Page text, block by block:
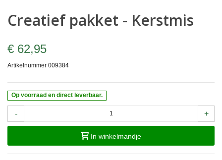
Creatief pakket - Kerstmis
€ 62,95
Artikelnummer 009384
Op voorraad en direct leverbaar.
- +
In winkelmandje